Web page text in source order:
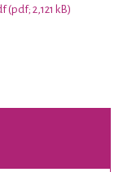
2,121 kB)